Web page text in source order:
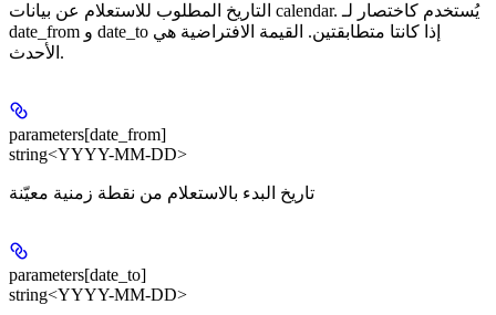
التاريخ المطلوب للاستعلام عن بيانات calendar. يُستخدم كاختصار لـ
date_from و date_to إذا كانتا متطابقتين. القيمة الافتراضية هي
الأحدث.
parameters[date_from]
string<YYYY-MM-DD>
تاريخ البدء بالاستعلام من نقطة زمنية معيّنة
parameters[date_to]
string<YYYY-MM-DD>